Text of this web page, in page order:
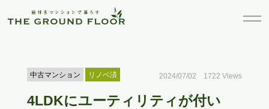
中古マンション リノベ済 2024/07/02 1722 Views
4LDKにユーティリティが付い